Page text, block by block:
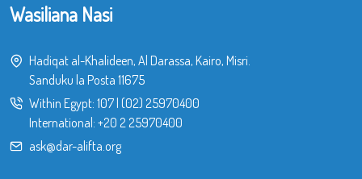
Wasiliana Nasi
Hadiqat al-Khalideen, Al Darassa, Kairo, Misri.
Sanduku la Posta 11675
Within Egypt: 107| (02) 25970400
International: +20 2 25970400
ask@dar-alifta.org